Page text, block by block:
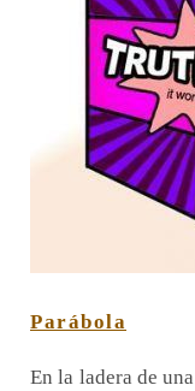
Parábola
En la ladera de